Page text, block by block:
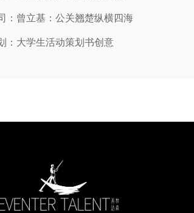
：曾立基：公关翘楚纵横四海
：大学生活动策划书创意